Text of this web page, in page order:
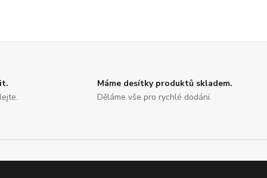
Máme desítky produktů skladem.
Děláme vše pro rychlé dodání.